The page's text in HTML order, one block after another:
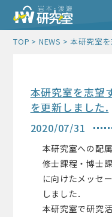
TOP NEWS
本研究室を志望
を更新しました.
2020/07/31
本研究室への配
修士課程・博士
に向けたメッセ
しました．
本研究室で研究